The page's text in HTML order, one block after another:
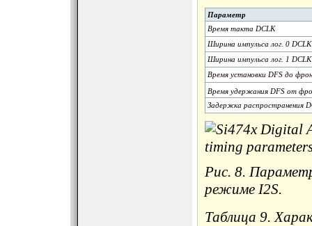
Параметр
Время такта DCLK
Ширина импульса лог. 0 DCLK
Ширина импульса лог. 1 DCLK
Время установки DFS до
Время удержания DFS от
Задержка распространения
Рис. 8.
режиме I2S.
Таблица 9.